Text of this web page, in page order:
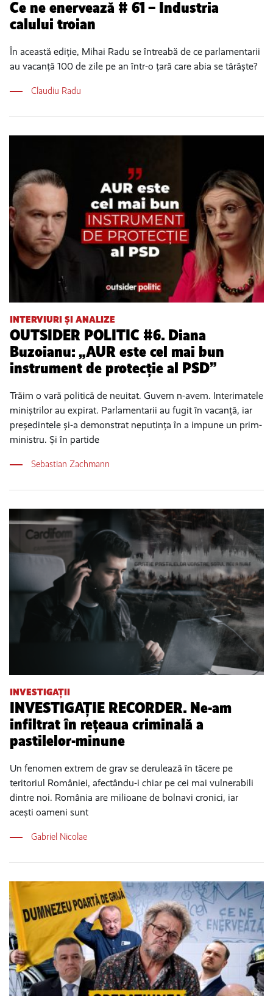
Ce ne enervează # 61 – Industria
calului troian
În această ediție, Mihai Radu se întreabă de ce parlamentarii
au vacanță 100 de zile pe an într-o țară care abia se târăște?
Claudiu Radu
INTERVIURI ȘI ANALIZE
OUTSIDER POLITIC #6. Diana
Buzoianu: „AUR este cel mai bun
instrument de protecție al PSD”
Trăim o vară politică de neuitat. Guvern n-avem. Interimatele
miniștrilor au expirat. Parlamentarii au fugit în vacanță, iar
președintele și-a demonstrat neputința în a impune un prim-
ministru. Și în partide
Sebastian Zachmann
INVESTIGAȚII
INVESTIGAȚIE RECORDER. Ne-am
infiltrat în rețeaua criminală a
pastilelor-minune
Un fenomen extrem de grav se derulează în tăcere pe
teritoriul României, afectându-i chiar pe cei mai vulnerabili
dintre noi. România are milioane de bolnavi cronici, iar
acești oameni sunt
Gabriel Nicolae